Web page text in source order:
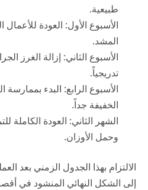
طبيعية.
الأسبوع الأول: العودة
المشد.
الأسبوع الثاني: إزالة الغرز
تدريجياً.
الأسبوع الرابع: البدء
الخفيفة جداً.
الشهر الثاني: العودة الكاملة
وحمل الأوزان.
الالتزام بهذا الجدول الزمني بعد
إلى الشكل النهائي المنشود في